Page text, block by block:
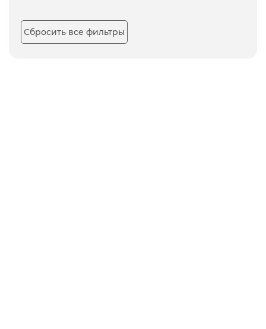
Сбросить все фильтры